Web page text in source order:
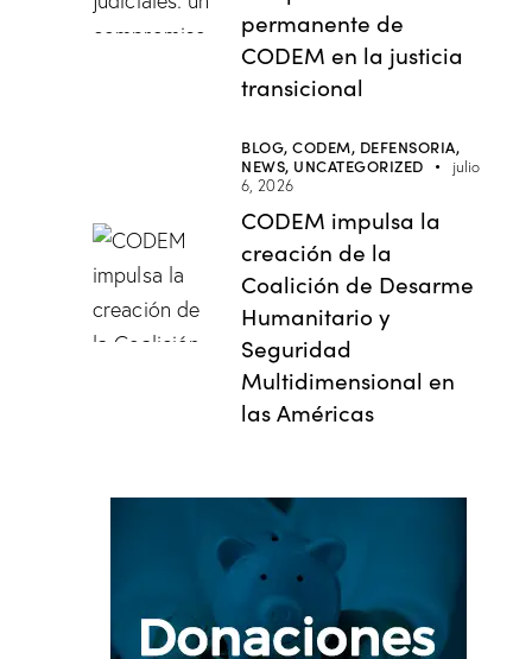
permanente de
CODEM en la justicia
transicional
BLOG, CODEM, DEFENSORIA,
NEWS, UNCATEGORIZED
julio
6, 2026
CODEM impulsa la
creación de la
Coalición de Desarme
Humanitario y
Seguridad
Multidimensional en
las Américas